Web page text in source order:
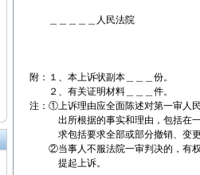
＿＿＿＿＿人民法院
附：１、本上诉状副本＿＿＿份。
２、有关证明材料＿＿＿件。
注：①上诉理由应全面陈述对第一审人
出所根据的事实和理由，包括在一
求包括要求全部或部分撤销、变
②当事人不服法院一审判决的，有权
提起上诉。